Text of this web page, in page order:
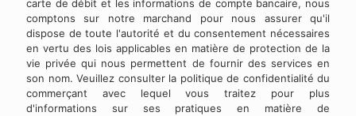
carte de débit et les informations de compte bancaire, nous
comptons sur notre marchand pour nous assurer qu'il
dispose de toute l'autorité et du consentement nécessaires
en vertu des lois applicables en matière de protection de la
vie privée qui nous permettent de fournir des services en
son nom. Veuillez consulter la politique de confidentialité du
commerçant avec lequel vous traitez pour plus
d'informations sur ses pratiques en matière de